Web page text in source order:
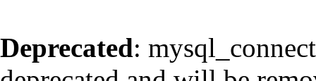
Deprecated: